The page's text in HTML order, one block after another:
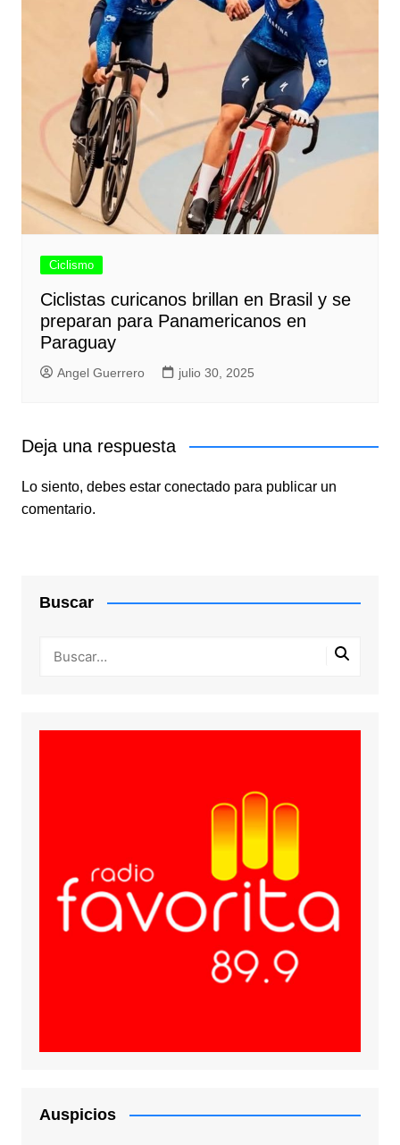
Ciclismo
Ciclistas curicanos brillan en Brasil y se
preparan para Panamericanos en
Paraguay
Angel Guerrero julio 30, 2025
Deja una respuesta
Lo siento, debes estar conectadopara publicar un
comentario.
Buscar
Auspicios